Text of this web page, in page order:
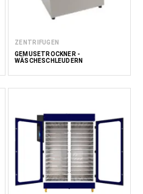
ZENTRIFUGEN
GEMÜSETROCKNER -
WÄSCHESCHLEUDERN